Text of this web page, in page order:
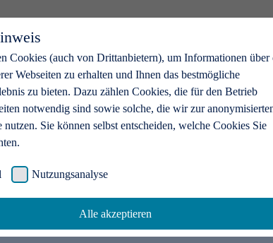
Cookies (auch von Drittanbietern), um Informationen über
Webseiten zu erhalten und Ihnen das bestmögliche
zu bieten. Dazu zählen Cookies, die für den Betrieb
notwendig sind sowie solche, die wir zur
nutzen. Sie können selbst entscheiden, welche Cookies Sie
Nutzungsanalyse
Alle akzeptieren